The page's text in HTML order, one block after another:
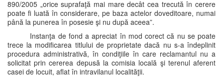
890/2005 „orice suprafaţă mai mare decât cea trecută în cerere
poate fi luată în considerare, pe baza actelor doveditoare, numai
până la punerea în posesie şi nu după aceea”.
Instanţa de fond a apreciat în mod corect că nu se poate
trece la modificarea titlului de proprietate dacă nu s-a îndeplinit
procedura administrativă, în condiţiile în care reclamantul nu a
solicitat prin cererea depusă la comisia locală şi terenul aferent
casei de locuit, aflat în intravilanul localităţii.